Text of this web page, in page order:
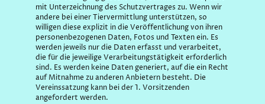
mit Unterzeichnung des Schutzvertrages zu. Wenn wir
andere bei einer Tiervermittlung unterstützen, so
willigen diese explizit in die Veröffentlichung von ihren
personenbezogenen Daten, Fotos und Texten ein. Es
werden jeweils nur die Daten erfasst und verarbeitet,
die für die jeweilige Verarbeitungstätigkeit erforderlich
sind. Es werden keine Daten generiert, auf die ein Recht
auf Mitnahme zu anderen Anbietern besteht. Die
Vereinssatzung kann bei der 1. Vorsitzenden
angefordert werden.